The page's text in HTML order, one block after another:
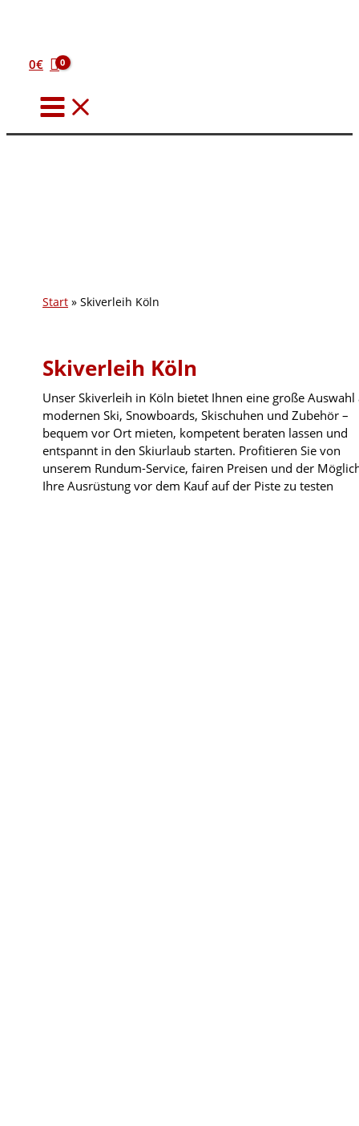
0€
Start Skiverleih Köln
Skiverleih Köln
Unser Skiverleih in Köln bietet Ihnen eine große Auswahl
modernen Ski, Snowboards, Skischuhen und Zubehör –
bequem vor Ort mieten, kompetent beraten lassen und
entspannt in den Skiurlaub starten. Profitieren Sie von
unserem Rundum-Service, fairen Preisen und der
Ihre Ausrüstung vor dem Kauf auf der Piste zu testen